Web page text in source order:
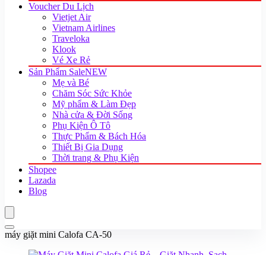
Voucher Du Lịch
Vietjet Air
Vietnam Airlines
Traveloka
Klook
Vé Xe Rẻ
Sản Phẩm SaleNEW
Mẹ và Bé
Chăm Sóc Sức Khỏe
Mỹ phẩm & Làm Đẹp
Nhà cửa & Đời Sống
Phụ Kiện Ô Tô
Thực Phẩm & Bách Hóa
Thiết Bị Gia Dụng
Thời trang & Phụ Kiện
Shopee
Lazada
Blog
máy giặt mini Calofa CA-50